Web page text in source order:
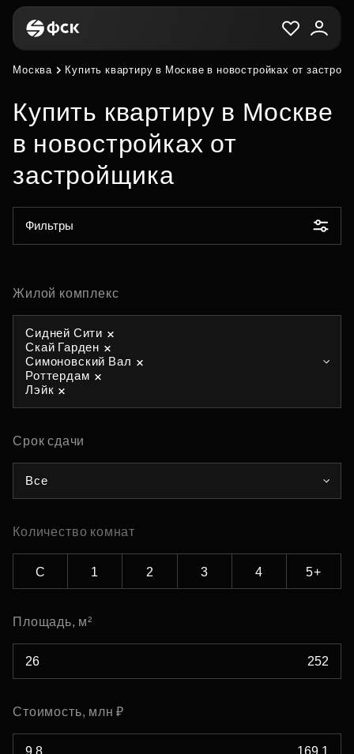
Москва Купить квартиру в Москве в новостройках от
Купить квартиру в Москве
в новостройках от
застройщика
Фильтры
Жилой комплекс
Сидней Сити
Скай Гарден
Симоновский Вал
Роттердам
Лэйк
Срок сдачи
Все
Количество комнат
С 1 2 3 4 5+
Площадь, м²
Стоимость, млн ₽